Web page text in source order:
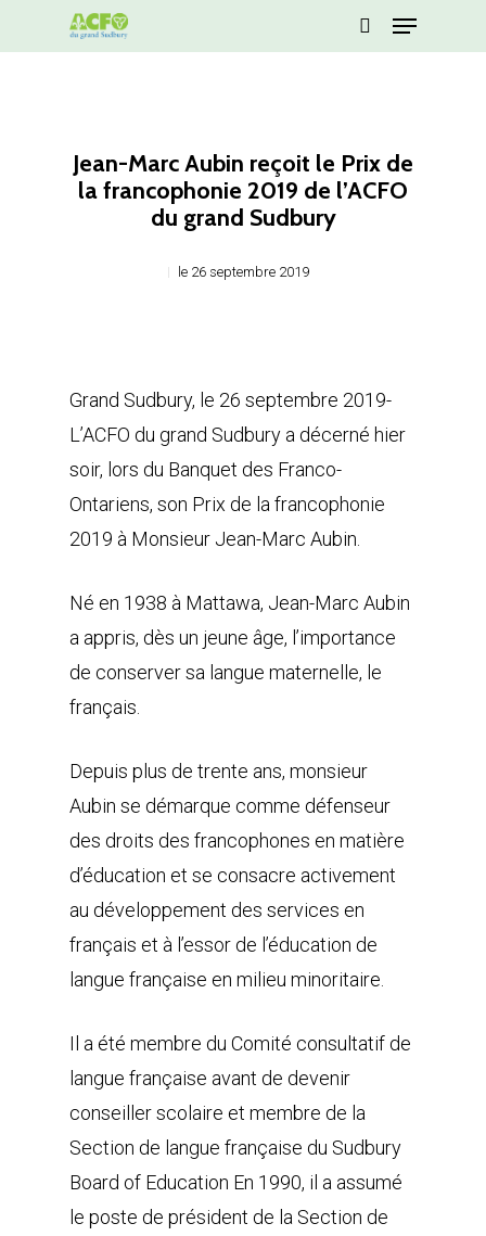
to
Rechercher
Menu
Jean-Marc Aubin reçoit le Prix de
la francophonie 2019 de l’ACFO
du grand Sudbury
le 26 septembre 2019
Grand Sudbury, le 26 septembre 2019-
L’ACFO du grand Sudbury a décerné hier
soir, lors du Banquet des Franco-
Ontariens, son Prix de la francophonie
2019 à Monsieur Jean-Marc Aubin.
Né en 1938 à Mattawa, Jean-Marc Aubin
a appris, dès un jeune âge, l’importance
de conserver sa langue maternelle, le
français.
Depuis plus de trente ans, monsieur
Aubin se démarque comme défenseur
des droits des francophones en matière
d’éducation et se consacre activement
au développement des services en
français et à l’essor de l’éducation de
langue française en milieu minoritaire.
Il a été membre du Comité consultatif de
langue française avant de devenir
conseiller scolaire et membre de la
Section de langue française du Sudbury
Board of Education En 1990, il a assumé
le poste de président de la Section de